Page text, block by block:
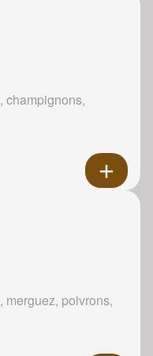
champignons,
merguez, poivrons,